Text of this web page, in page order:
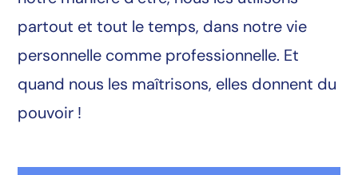
partout et tout le temps, dans notre vie
personnelle comme professionnelle. Et
quand nous les maîtrisons, elles donnent du
pouvoir !